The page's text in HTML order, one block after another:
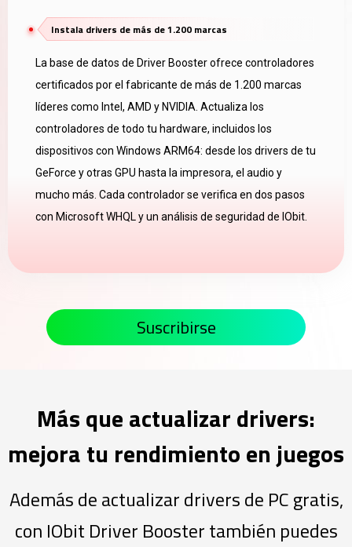
Instala drivers de más de 1.200 marcas
La base de datos de Driver Booster ofrece controladores
certificados por el fabricante de más de 1.200 marcas
líderes como Intel, AMD y NVIDIA. Actualiza los
controladores de todo tu hardware, incluidos los
dispositivos con Windows ARM64: desde los drivers de tu
GeForce y otras GPU hasta la impresora, el audio y
mucho más. Cada controlador se verifica en dos pasos
con Microsoft WHQL y un análisis de seguridad de IObit.
Suscribirse
Más que actualizar drivers:
mejora tu rendimiento en juegos
Además de actualizar drivers de PC gratis,
con IObit Driver Booster también puedes